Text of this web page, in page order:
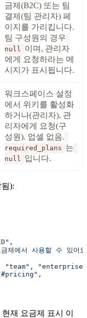
금제(B2C) 또는 팀
결제(팀 관리자) 페
이지를 가리킵니다.
팀 구성원의 경우
null
이며, 관리자
에게 요청하라는 메
시지가 표시됩니다.
워크스페이스 설정
에서 위키를 활성화
하거나(관리자), 관
리자에게 요청(구
성원). 업셀 없음.
required_plans 는
null 입니다.
):
,
제에서 사용할 수 있어
"team" ,
"enterprise"
,
재 요금제 표시 이